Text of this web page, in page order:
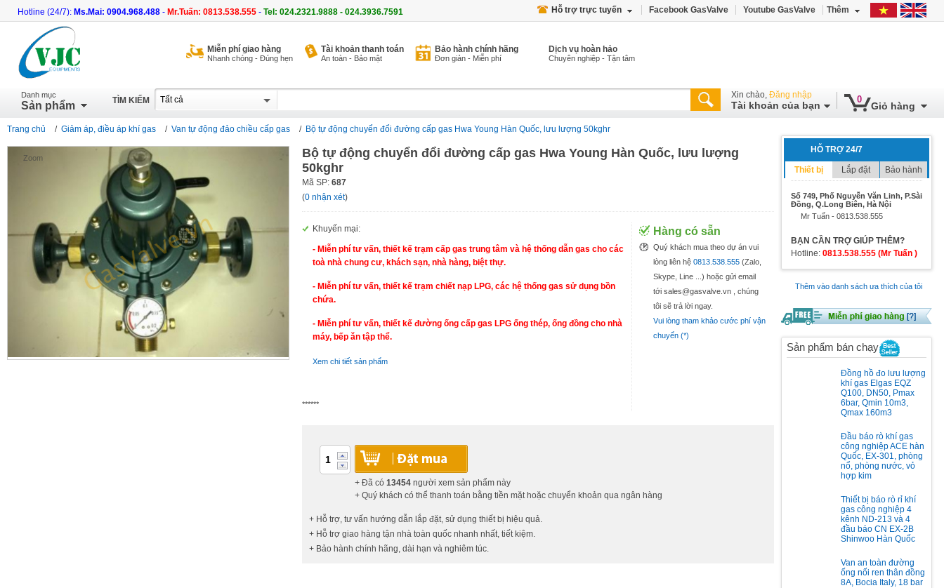
Hotline (24/7): Ms.Mai: 0904.968.488 - Mr.Tuấn: 0813.538.555 - Tel: 024.2321.9888 - 024.3936.7591 Hỗ trợ trực tuyến Facebook GasValve Youtube GasValve Thêm
Miễn phí giao hàng
Nhanh chóng - Đúng hẹn
Tài khoản thanh toán
An toàn - Bảo mật
Bảo hành chính hãng
Đơn giản - Miễn phí
Dịch vụ hoàn hảo
Chuyên nghiệp - Tận tâm
TÌM KIẾM
Danh mục
Sản phẩm
Xin chào, Đăng nhập
Tài khoản của bạn
0
Giỏ hàng
Trang chủ / Giảm áp, điều áp khí gas / Van tự động đảo chiều cấp gas / Bộ tự động chuyển đổi đường cấp gas Hwa Young Hàn Quốc, lưu lượng 50kghr
Zoom
HỖ TRỢ 24/7
Thiết bị Lắp đặt Bảo hành
Số 749, Phố Nguyễn Văn Linh, P.Sài
Đồng, Q.Long Biên, Hà Nội
Mr Tuấn - 0813.538.555
BẠN CẦN TRỢ GIÚP THÊM?
Hotline: 0813.538.555 (Mr Tuấn )
Thêm vào danh sách ưa thích của tôi
Sản phẩm bán chạy
Đồng hồ đo lưu lượng
khí gas Elgas EQZ
Q100, DN50, Pmax
6bar, Qmin 10m3,
Qmax 160m3
Đầu báo rò khí gas
công nghiệp ACE hàn
Quốc, EX-301, phòng
nổ, phòng nước, vỏ
hợp kim
Thiết bị báo rò rỉ khí
gas công nghiệp 4
kênh ND-213 và 4
đầu báo CN EX-2B
Shinwoo Hàn Quốc
Van an toàn đường
ống nối ren thân đồng
8A, Bocia Italy, 18 bar
Bộ tự động chuyển đổi đường cấp gas Hwa Young Hàn Quốc, lưu lượng
50kghr
Mã SP: 687
(0 nhận xét)
Khuyến mại:
- Miễn phí tư vấn, thiết kế trạm cấp gas trung tâm và hệ thống dẫn gas cho các
toà nhà chung cư, khách sạn, nhà hàng, biệt thự.
- Miễn phí tư vấn, thiết kế trạm chiết nạp LPG, các hệ thống gas sử dụng bồn
chứa.
- Miễn phí tư vấn, thiết kế đường ống cấp gas LPG ống thép, ống đồng cho nhà
máy, bếp ăn tập thể.
Xem chi tiết sản phẩm
******
Hàng có sẵn
Quý khách mua theo dự án vui
lòng liên hệ 0813.538.555 (Zalo,
Skype, Line ...) hoặc gửi email
tới sales@gasvalve.vn , chúng
tôi sẽ trả lời ngay.
Vui lòng tham khảo cước phí vận
chuyển (*)
+ Đã có 13454 người xem sản phẩm này
+ Quý khách có thể thanh toán bằng tiền mặt hoặc chuyển khoản qua ngân hàng
+ Hỗ trợ, tư vấn hướng dẫn lắp đặt, sử dụng thiết bị hiệu quả.
+ Hỗ trợ giao hàng tận nhà toàn quốc nhanh nhất, tiết kiệm.
+ Bảo hành chính hãng, dài hạn và nghiêm túc.